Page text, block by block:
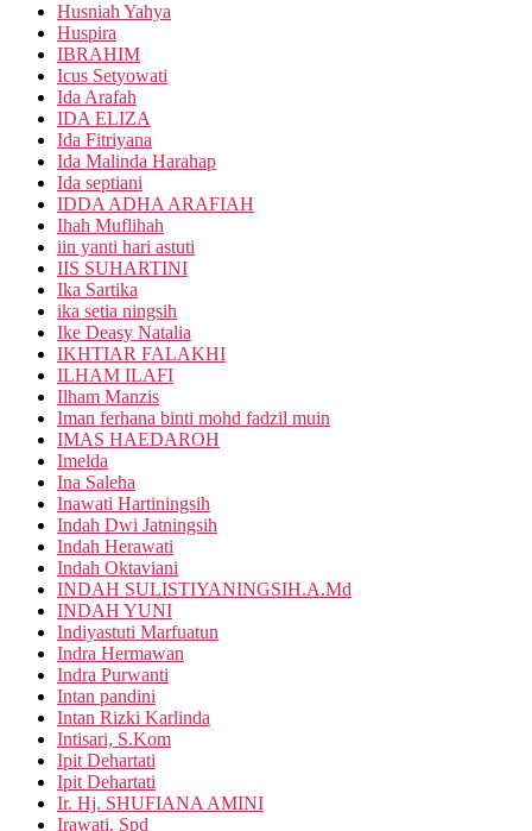
Husniah Yahya
Huspira
IBRAHIM
Icus Setyowati
Ida Arafah
IDA ELIZA
Ida Fitriyana
Ida Malinda Harahap
Ida septiani
IDDA ADHA ARAFIAH
Ihah Muflihah
iin yanti hari astuti
IIS SUHARTINI
Ika Sartika
ika setia ningsih
Ike Deasy Natalia
IKHTIAR FALAKHI
ILHAM ILAFI
Ilham Manzis
Iman ferhana binti mohd fadzil muin
IMAS HAEDAROH
Imelda
Ina Saleha
Inawati Hartiningsih
Indah Dwi Jatningsih
Indah Herawati
Indah Oktaviani
INDAH SULISTIYANINGSIH.A.Md
INDAH YUNI
Indiyastuti Marfuatun
Indra Hermawan
Indra Purwanti
Intan pandini
Intan Rizki Karlinda
Intisari, S.Kom
Ipit Dehartati
Ipit Dehartati
Ir. Hj. SHUFIANA AMINI
Irawati. Spd